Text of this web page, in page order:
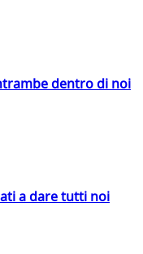
dentro di noi
a dare tutti noi